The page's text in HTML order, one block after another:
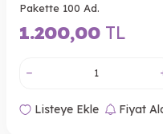
Pakette 100 Ad.
1.200,00 TL
Listeye Ekle Fiyat